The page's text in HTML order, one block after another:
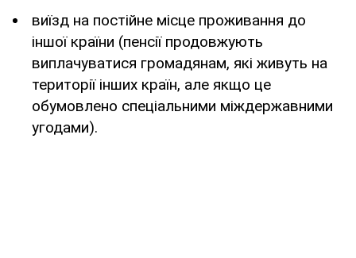
виїзд на постійне місце проживання до
іншої країни (пенсії продовжують
виплачуватися громадянам, які живуть на
території інших країн, але якщо це
обумовлено спеціальними міждержавними
угодами).